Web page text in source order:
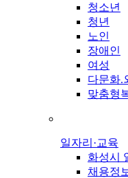
청소년
청년
노인
장애인
여성
다문화.
맞춤형
일자리·교육
화성시
채용정